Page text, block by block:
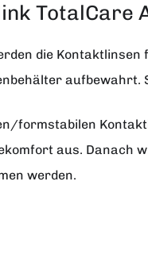
TotalCare
die
aufbewahrt.
formstabilen
aus. Danach
werden.